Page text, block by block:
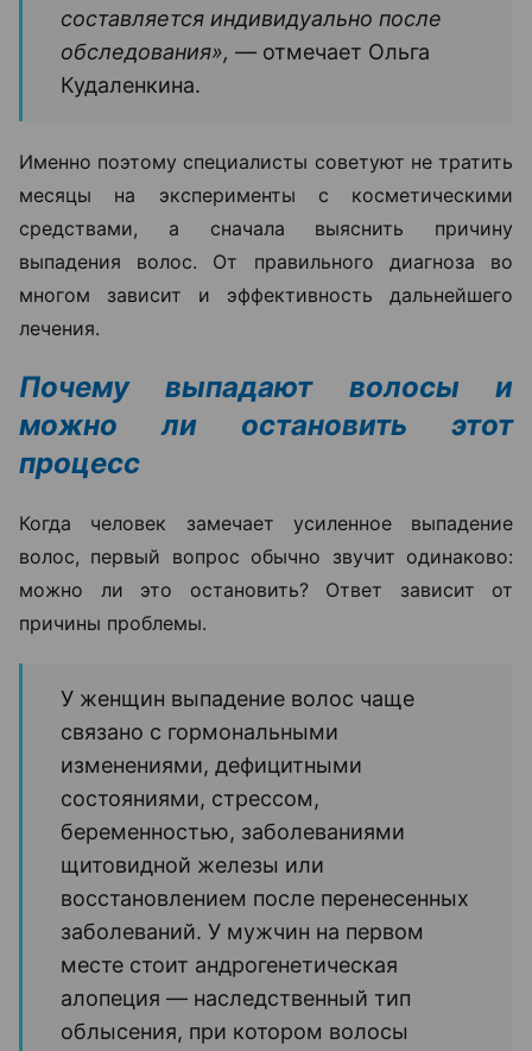
составляется индивидуально после
обследования», — отмечает Ольга
Кудаленкина.
Именно поэтому специалисты советуют не тратить
месяцы на эксперименты с косметическими
средствами, а сначала выяснить причину
выпадения волос. От правильного диагноза во
многом зависит и эффективность дальнейшего
лечения.
Почему выпадают волосы и
можно ли остановить этот
процесс
Когда человек замечает усиленное выпадение
волос, первый вопрос обычно звучит одинаково:
можно ли это остановить? Ответ зависит от
причины проблемы.
У женщин выпадение волос чаще
связано с гормональными
изменениями, дефицитными
состояниями, стрессом,
беременностью, заболеваниями
щитовидной железы или
восстановлением после перенесенных
заболеваний. У мужчин на первом
месте стоит андрогенетическая
алопеция — наследственный тип
облысения, при котором волосы